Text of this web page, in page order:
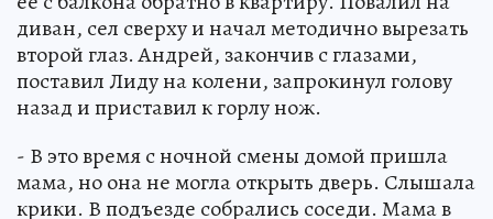
диван, сел сверху и начал методично вырезать
второй глаз. Андрей, закончив с глазами,
поставил Лиду на колени, запрокинул голову
назад и приставил к горлу нож.
- В это время с ночной смены домой пришла
мама, но она не могла открыть дверь. Слышала
крики. В подъезде собрались соседи. Мама в